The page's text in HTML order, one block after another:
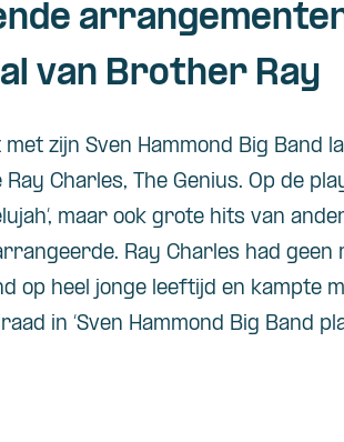
van Brother Ray
zijn Sven Hammond Big Band
Charles, The Genius. Op de
maar ook grote hits van
Ray Charles had geen
op heel jonge leeftijd en kampte
in ‘Sven Hammond Big Band